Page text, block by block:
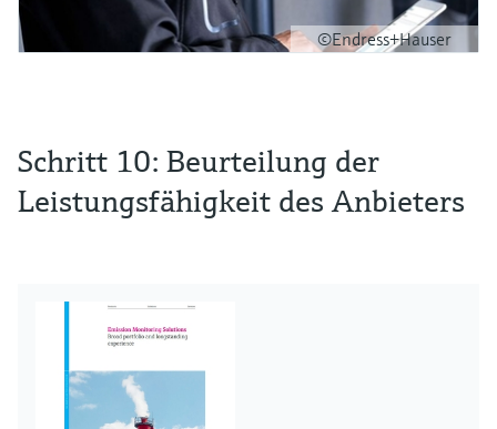
©Endress+Hauser
Schritt 10: Beurteilung der
Leistungsfähigkeit des Anbieters